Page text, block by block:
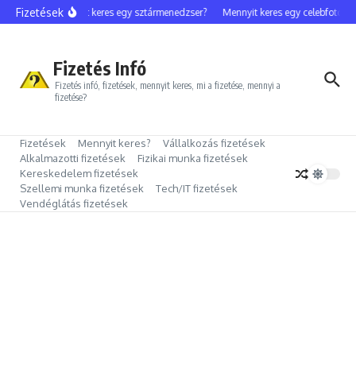
Ugrás a tartalomhoz
FizetésekMennyit keres egy sztármenedzser? Mennyit keres egy celebfotós?
Fizetés Infó
Fizetés infó, fizetések, mennyit keres, mi a fizetése, mennyi a
fizetése?
Fizetések Mennyit keres?
Vállalkozás fizetések
Alkalmazotti fizetések
Fizikai munka fizetések
Kereskedelem fizetések
Szellemi munka fizetések
Tech/IT fizetések
Vendéglátás fizetések